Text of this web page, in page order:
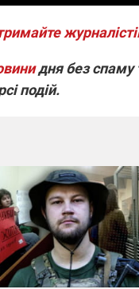
дня без спаму
подій.